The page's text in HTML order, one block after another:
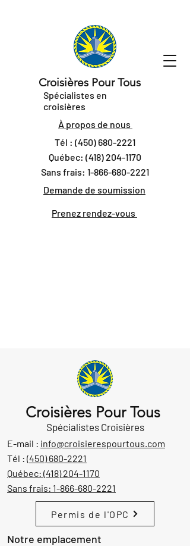
Croisières Pour Tous
Spécialistes en
croisières
À propos de nous
Tél : (450) 680-2221
Québec: (418) 204-1170
Sans frais: 1-866-680-2221
Demande de soumission
Prenez rendez-vous
Croisières Pour Tous
Spécialistes Croisières
E-mail : info@croisierespourtous.com
Tél : (450) 680-2221
Québec: (418) 204-1170
Sans frais: 1-866-680-2221
Permis de l'OPC
Notre emplacement